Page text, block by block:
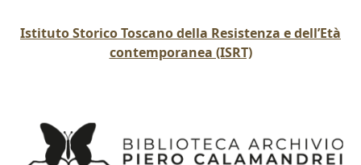
Istituto Storico Toscano della Resistenza e dell’Età
contemporanea (ISRT)